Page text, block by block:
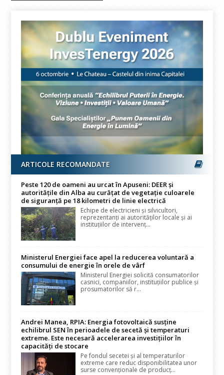
ARTICOLE RECOMANDATE
Peste 120 de oameni au urcat în Apuseni: DEER și
autoritățile din Alba au curățat de vegetație culoarele
de siguranță pe 18 kilometri de linie electrică
Echipe de electricieni și silvicultori,
reprezentanți ai autorităților locale și ai
instituțiilor de intervenț...
Ministerul Energiei face apel la reducerea voluntară a
consumului de energie în orele de vârf
Ministerul Energiei solicită consumatorilor
casnici, companiilor, instituțiilor publice și
prosumatorilor să r...
Andrei Manea, RPIA: Energia fotovoltaică susține
echilibrul SEN în perioadele de secetă și temperaturi
extreme. Este necesară accelerarea investițiilor în
capacități de stocare
Pe fondul secetei și al temperaturilor
extreme care reduc disponibilitatea unor
surse convenționale de producț...